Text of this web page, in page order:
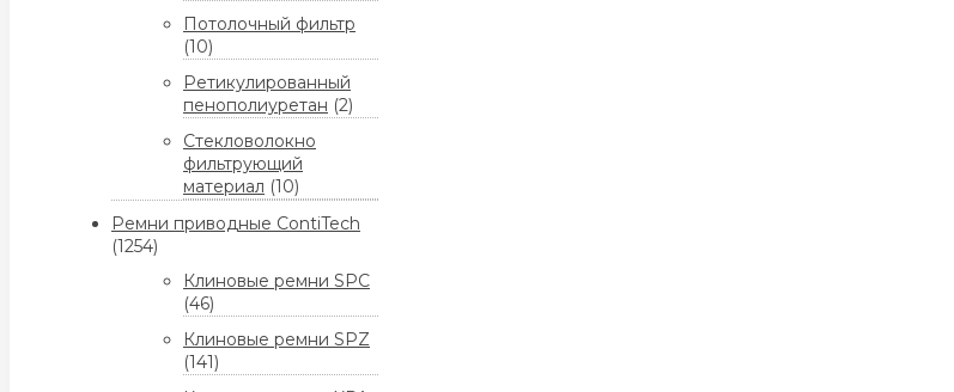
Потолочный фильтр
(10)
Ретикулированный
пенополиуретан (2)
Стекловолокно
фильтрующий
материал (10)
Ремни приводные ContiTech
(1254)
Клиновые ремни SPC
(46)
Клиновые ремни SPZ
(141)